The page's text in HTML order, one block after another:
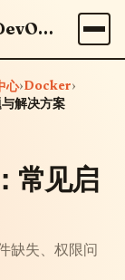
精通 DevOps 工具与最佳实践 - DevOps 知识中心
心›Docker›
解决方案
常见启
缺失、权限问